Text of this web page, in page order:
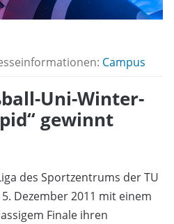
Campus
Uni-Winter-
gewinnt
des Sportzentrums der TU
Dezember 2011 mit einem
Finale ihren